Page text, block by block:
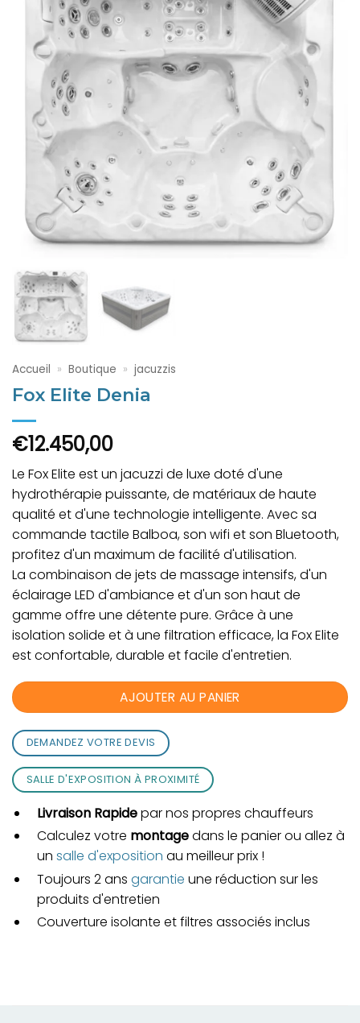
Accueil » Boutique » jacuzzis
Fox Elite Denia
€12.450,00
Le Fox Elite est un jacuzzi de luxe doté d'une
hydrothérapie puissante, de matériaux de haute
qualité et d'une technologie intelligente. Avec sa
commande tactile Balboa, son wifi et son Bluetooth,
profitez d'un maximum de facilité d'utilisation.
La combinaison de jets de massage intensifs, d'un
éclairage LED d'ambiance et d'un son haut de
gamme offre une détente pure. Grâce à une
isolation solide et à une filtration efficace, la Fox Elite
est confortable, durable et facile d'entretien.
AJOUTER AU PANIER
DEMANDEZ VOTRE DEVIS
SALLE D'EXPOSITION À PROXIMITÉ
Livraison Rapidepar nos propres chauffeurs
Calculez votre montagedans le panier ou allez à
un salle d'exposition au meilleur prix !
Toujours 2 ans garantie une réduction sur les
produits d'entretien
Couverture isolante et filtres associés inclus